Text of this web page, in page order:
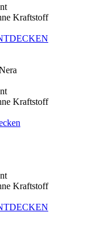
Kraftstoff
Kraftstoff
Kraftstoff